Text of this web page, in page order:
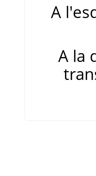
A
A la